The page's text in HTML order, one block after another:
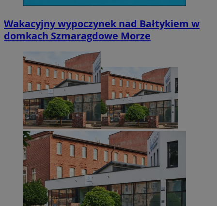
Wakacyjny wypoczynek nad Bałtykiem w
domkach Szmaragdowe Morze